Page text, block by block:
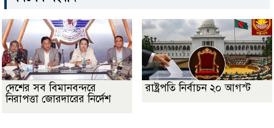
দেশের সব বিমানবন্দরে
নিরাপত্তা জোরদারের নির্দেশ
রাষ্ট্রপতি নির্বাচন ২০ আগস্ট